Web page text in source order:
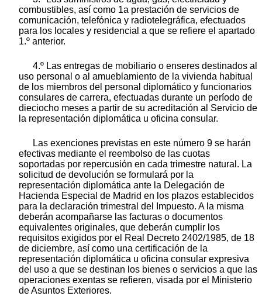
combustibles, así como 1a prestación de servicios de
comunicación, telefónica y radiotelegráfica, efectuados
para los locales y residencial a que se refiere el apartado
1.º anterior.
4.º Las entregas de mobiliario o enseres destinados al
uso personal o al amueblamiento de la vivienda habitual
de los miembros del personal diplomático y funcionarios
consulares de carrera, efectuadas durante un período de
dieciocho meses a partir de su acreditación al Servicio de
la representación diplomática u oficina consular.
Las exenciones previstas en este número 9 se harán
efectivas mediante el reembolso de las cuotas
soportadas por repercusión en cada trimestre natural. La
solicitud de devolución se formulará por la
representación diplomática ante la Delegación de
Hacienda Especial de Madrid en los plazos establecidos
para la declaración trimestral del Impuesto. A la misma
deberán acompañarse las facturas o documentos
equivalentes originales, que deberán cumplir los
requisitos exigidos por el Real Decreto 2402/1985, de 18
de diciembre, así como una certificación de la
representación diplomática u oficina consular expresiva
del uso a que se destinan los bienes o servicios a que las
operaciones exentas se refieren, visada por el Ministerio
de Asuntos Exteriores.